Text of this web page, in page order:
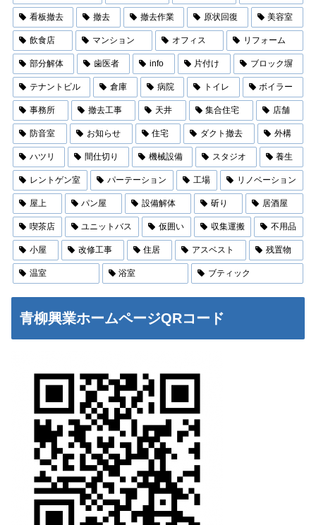
看板撤去 撤去 撤去作業 原状回復 美容室
飲食店 マンション オフィス リフォーム
部分解体 歯医者 info 片付け ブロック塀
テナントビル 倉庫 病院 トイレ ボイラー
事務所 撤去工事 天井 集合住宅 店舗
防音室 お知らせ 住宅 ダクト撤去 外構
ハツリ 間仕切り 機械設備 スタジオ 養生
レントゲン室 パーテーション 工場 リノベーション
屋上 パン屋 設備解体 斫り 居酒屋
喫茶店 ユニットバス 仮囲い 収集運搬 不用品
小屋 改修工事 住居 アスベスト 残置物
温室 浴室 ブティック
青柳興業ホームページQRコード